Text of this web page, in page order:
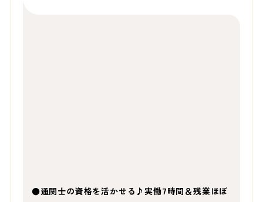
●通関士の資格を活かせる♪実働7時間＆残業ほぼ